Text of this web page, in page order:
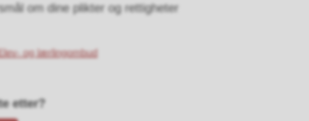
om dine plikter og rettigheter
og lærlingombud
etter?